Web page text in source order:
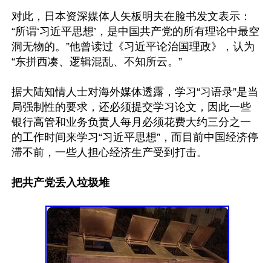
对此，日本资深媒体人矢板明夫在脸书发文表示：
“所谓‘习近平思想’，是中国共产党的所有理论中最空
洞无物的。”他曾读过《习近平论治国理政》，认为
“东拼西凑、逻辑混乱、不知所云。”
据大陆知情人士对海外媒体透露，学习“习语录”是当
局强制性的要求，还必须提交学习论文，因此一些
银行高管和业务负责人每月必须花费大约三分之一
的工作时间来学习“习近平思想”，而目前中国经济停
滞不前，一些人担心经济生产受到打击。
把共产党丢入垃圾堆